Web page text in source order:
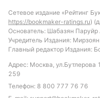
Сетевое издание «Рейтинг
https://bookmaker-ratings.ru)
Основатель: Шабазян Паруйр
Учредитель Издания:
Главный редактор Издания:
Адрес: Москва, ул.Бутлерова
259
Телефон: 8 800 777 76 76